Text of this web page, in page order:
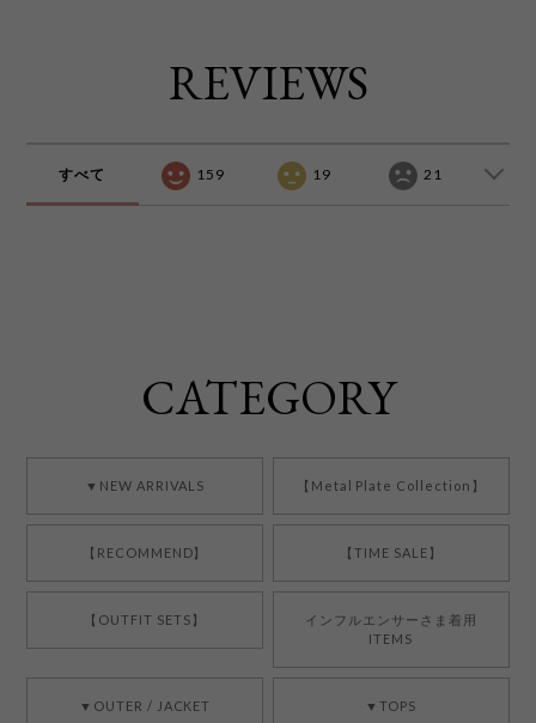
REVIEWS
すべて 159 19 21
CATEGORY
▼NEW ARRIVALS 【Metal Plate Collection】
【RECOMMEND】 【TIME SALE】
【OUTFIT SETS】
インフルエンサーさま着用
ITEMS
▼OUTER / JACKET ▼TOPS